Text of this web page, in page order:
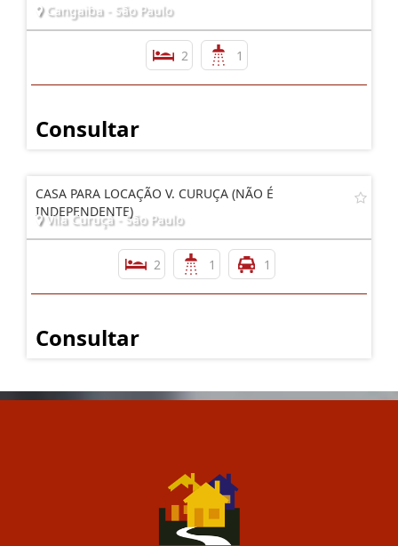
Cangaiba - São Paulo
2 1
Consultar
CASA PARA LOCAÇÃO V. CURUÇA (NÃO É
INDEPENDENTE)
Vila Curuçá - São Paulo
2 1 1
Consultar